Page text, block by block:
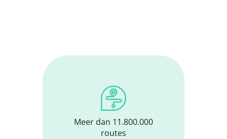
Meer dan 11.800.000
routes